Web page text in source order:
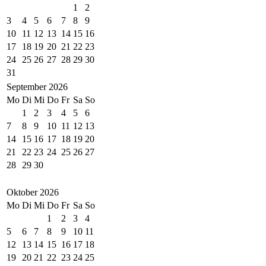
1
2
3
4 5 6 7 8
9
10
11 12 13 14 15 16
17
18 19 20 21 22 23
24
25 26 27 28 29 30
31
September 2026
Mo Di Mi Do Fr Sa So
1
2 3 4 5
6
7
8 9 10 11 12 13
14
15 16 17 18 19 20
21
22 23 24 25 26 27
28
29 30
Oktober 2026
Mo Di Mi Do Fr Sa So
1
2 3
4
5
6 7 8 9 10 11
12
13 14 15 16 17 18
19
20 21 22 23 24 25